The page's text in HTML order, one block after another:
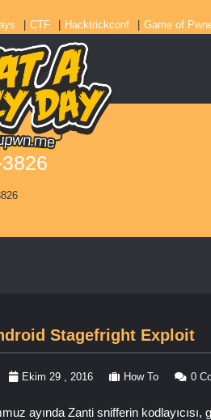
CTF Hacktrickconf Game of
Stagefright Exploit
Ekim 29 , 2016 How To 0
ayında Zanti snifferin